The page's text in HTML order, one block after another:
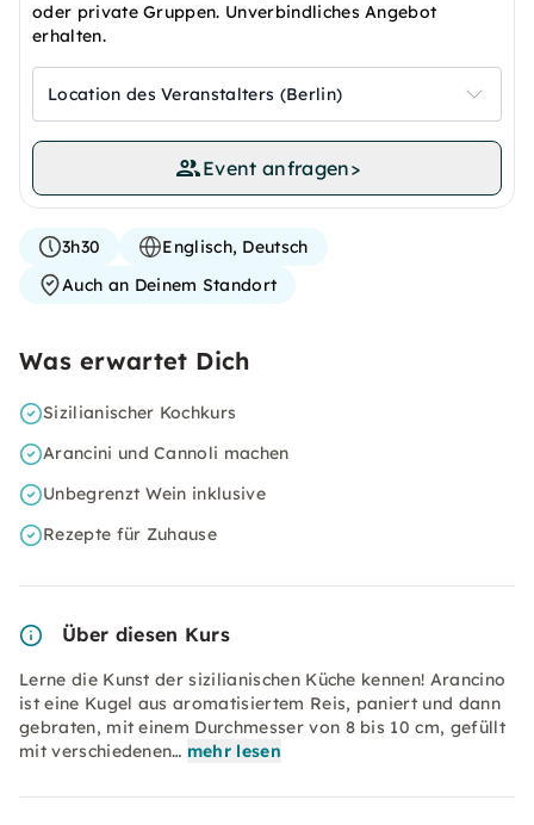
oder private Gruppen. Unverbindliches Angebot
erhalten.
Location des Veranstalters (Berlin)
Event anfragen>
3h30
Englisch, Deutsch
Auch an Deinem Standort
Was erwartet Dich
Sizilianischer Kochkurs
Arancini und Cannoli machen
Unbegrenzt Wein inklusive
Rezepte für Zuhause
Über diesen Kurs
Lerne die Kunst der sizilianischen Küche kennen! Arancino
ist eine Kugel aus aromatisiertem Reis, paniert und dann
gebraten, mit einem Durchmesser von 8 bis 10 cm, gefüllt
mit verschiedenen… mehr lesen